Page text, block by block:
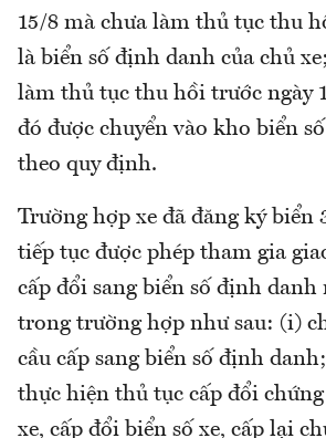
15/8 mà chưa làm thủ tục thu
là biển số định danh của chủ
làm thủ tục thu hồi trước ngày
đó được chuyển vào kho biển
theo quy định.
Trường hợp xe đã đăng ký biển
tiếp tục được phép tham gia
cấp đổi sang biển số định
trong trường hợp như sau: (i)
cầu cấp sang biển số định
thực hiện thủ tục cấp đổi
xe, cấp đổi biển số xe, cấp lại